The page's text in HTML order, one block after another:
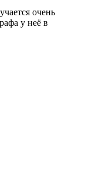
очень
у неё в